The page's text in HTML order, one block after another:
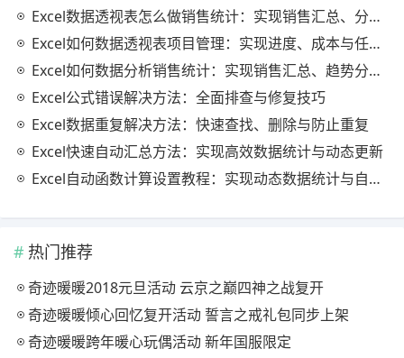
Excel数据透视表怎么做销售统计：实现销售汇总、分析与动态监控
Excel如何数据透视表项目管理：实现进度、成本与任务的高效分析
Excel如何数据分析销售统计：实现销售汇总、趋势分析与业绩优化
Excel公式错误解决方法：全面排查与修复技巧
Excel数据重复解决方法：快速查找、删除与防止重复
Excel快速自动汇总方法：实现高效数据统计与动态更新
Excel自动函数计算设置教程：实现动态数据统计与自动更新
热门推荐
奇迹暖暖2018元旦活动 云京之巅四神之战复开
奇迹暖暖倾心回忆复开活动 誓言之戒礼包同步上架
奇迹暖暖跨年暖心玩偶活动 新年国服限定